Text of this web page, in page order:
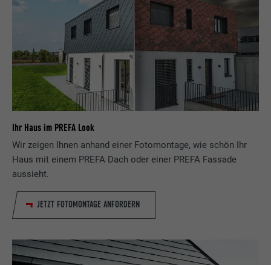
Ihr Haus im PREFA Look
Wir zeigen Ihnen anhand einer Fotomontage, wie schön Ihr
Haus mit einem PREFA Dach oder einer PREFA Fassade
aussieht.
JETZT FOTOMONTAGE ANFORDERN